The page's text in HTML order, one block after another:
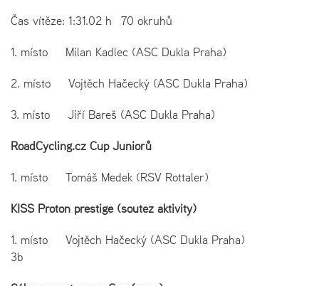
Čas vítěze: 1:31.02 h 70 okruhů
1. místo Milan Kadlec (ASC Dukla Praha)
2. místo Vojtěch Hačecký (ASC Dukla Praha)
3. místo Jiří Bareš (ASC Dukla Praha)
RoadCycling.cz Cup Juniorů
1. místo Tomáš Medek (RSV Rottaler)
KISS Proton prestige (soutěž aktivity)
1. místo Vojtěch Hačecký (ASC Dukla Praha)
3b